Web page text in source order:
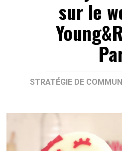
sur le
STRATÉGIE DE